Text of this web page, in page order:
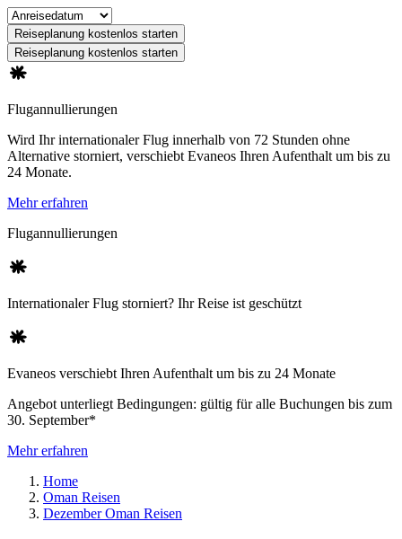
Reiseplanung kostenlos starten
Reiseplanung kostenlos starten
Flugannullierungen
Wird Ihr internationaler Flug innerhalb von 72 Stunden ohne
Alternative storniert, verschiebt Evaneos Ihren Aufenthalt um bis zu
24 Monate.
Mehr erfahren
Flugannullierungen
Internationaler Flug storniert? Ihr Reise ist geschützt
Evaneos verschiebt Ihren Aufenthalt um bis zu 24 Monate
Angebot unterliegt Bedingungen: gültig für alle Buchungen bis zum
30. September*
Mehr erfahren
Home
Oman Reisen
Dezember Oman Reisen